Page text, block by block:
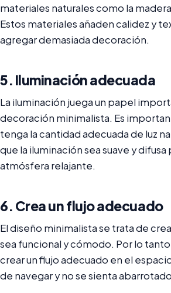
materiales naturales como la
Estos materiales añaden calidez y
agregar demasiada decoración.
5. Iluminación adecuada
La iluminación juega un papel
decoración minimalista. Es
tenga la cantidad adecuada de luz
que la iluminación sea suave y difusa
atmósfera relajante.
6. Crea un flujo adecuado
El diseño minimalista se trata de
sea funcional y cómodo. Por lo
crear un flujo adecuado en el
de navegar y no se sienta